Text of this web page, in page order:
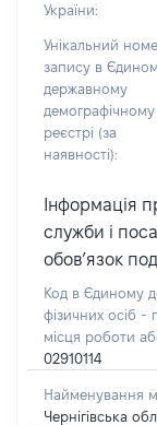
України:
Унікальний
запису в
державному
демографічному
реєстрі (за
наявності):
Інформація
служби і
обов’язок
Код в Єдиному
фізичних осіб -
місця роботи
02910114
Найменування
Чернігівська